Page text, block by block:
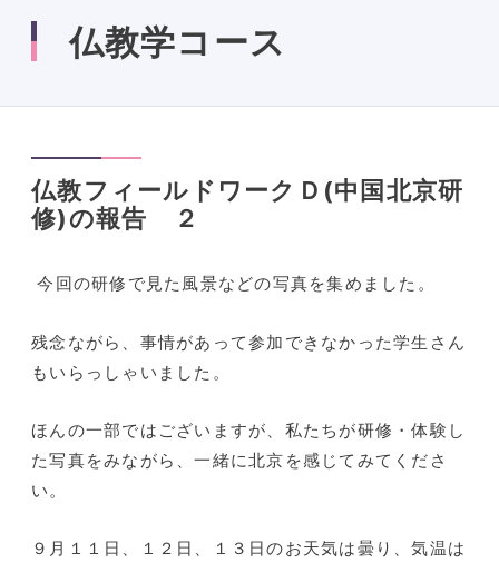
仏教学コース
仏教フィールドワークＤ(中国北京研
修)の報告 ２
今回の研修で見た風景などの写真を集めました。
残念ながら、事情があって参加できなかった学生さん
もいらっしゃいました。
ほんの一部ではございますが、私たちが研修・体験し
た写真をみながら、一緒に北京を感じてみてくださ
い。
９月１１日、１２日、１３日のお天気は曇り、気温は